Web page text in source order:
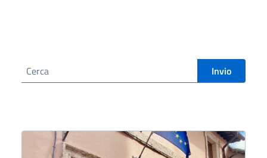
Cerca nel sito Invio